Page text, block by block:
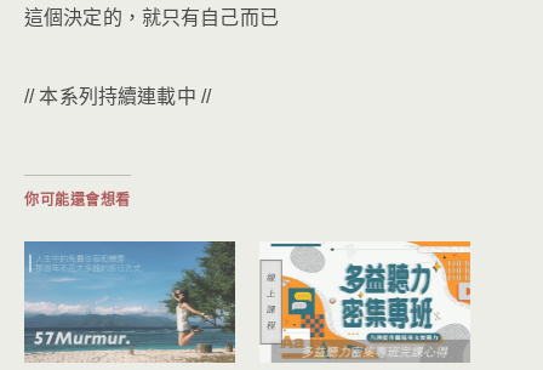
這個決定的，就只有自己而已
// 本系列持續連載中 //
你可能還會想看